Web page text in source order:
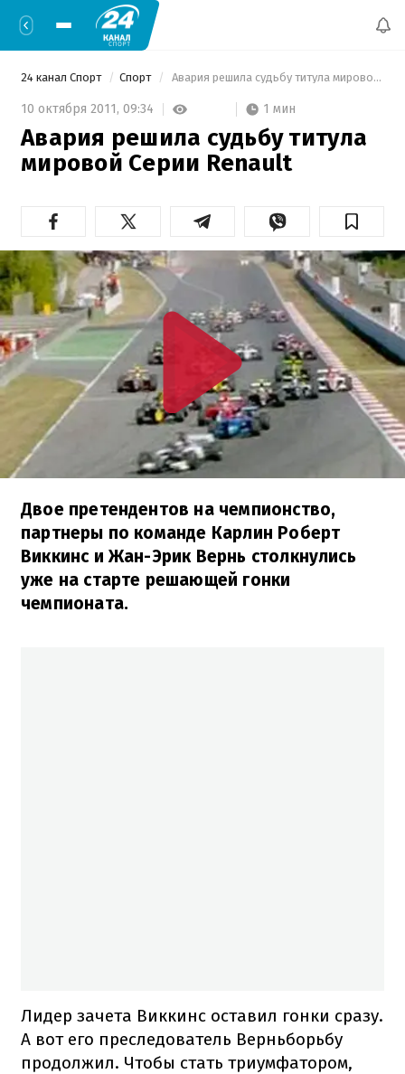
24 канал Спорт Спорт Авария решила судьбу титула мировой Серии Renault
10 октября 2011, 09:34 1 мин
Авария решила судьбу титула
мировой Серии Renault
Двое претендентов на чемпионство,
партнеры по команде Карлин Роберт
Виккинс и Жан-Эрик Вернь столкнулись
уже на старте решающей гонки
чемпионата.
Лидер зачета Виккинс оставил гонки сразу.
А вот его преследователь Верньборьбу
продолжил. Чтобы стать триумфатором,